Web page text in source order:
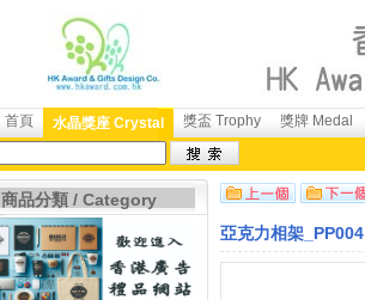
首頁 水晶獎座 Crystal 獎盃 Trophy 獎牌 Medal
商品分類 / Category
亞克力相架_PP004